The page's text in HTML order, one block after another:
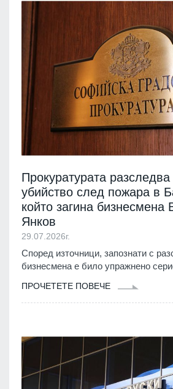
Прокуратурата
убийство след пожара в
който загина бизнесмена
Янков
29.07.2026г.
Според източници, запознати с
бизнесмена е било упражнено
ПРОЧЕТЕТЕ ПОВЕЧЕ